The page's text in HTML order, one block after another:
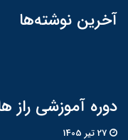
آخرین نوشته‌ها
دوره آموزشی راز